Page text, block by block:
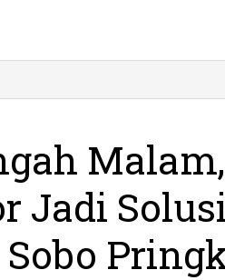
Jadi